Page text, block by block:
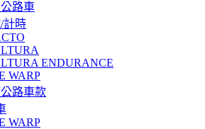
路車
計時
ENDURANCE
WARP
路車款
WARP